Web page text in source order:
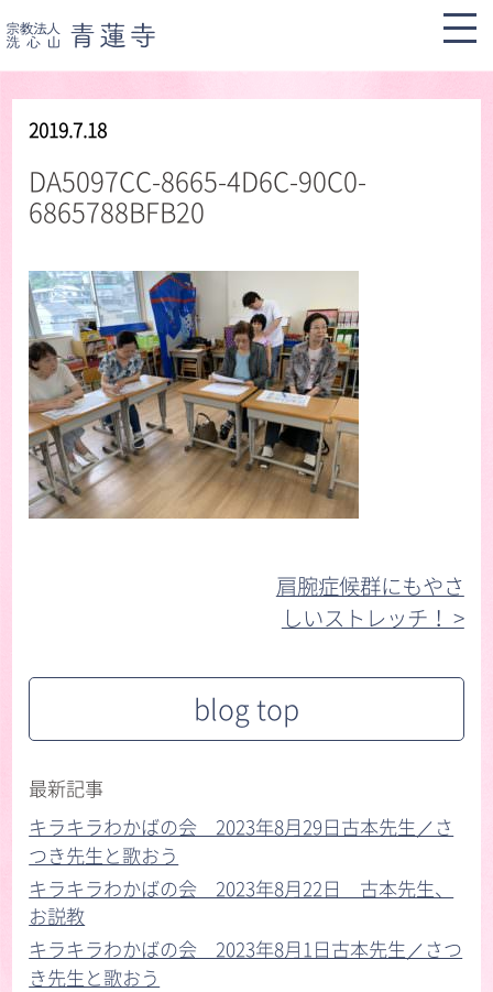
2019.7.18
DA5097CC-8665-4D6C-90C0-
6865788BFB20
肩腕症候群にもやさ
しいストレッチ！ >︎
blog top
最新記事
キラキラわかばの会 2023年8月29日古本先生／さ
つき先生と歌おう
キラキラわかばの会 2023年8月22日 古本先生、
お説教
キラキラわかばの会 2023年8月1日古本先生／さつ
き先生と歌おう